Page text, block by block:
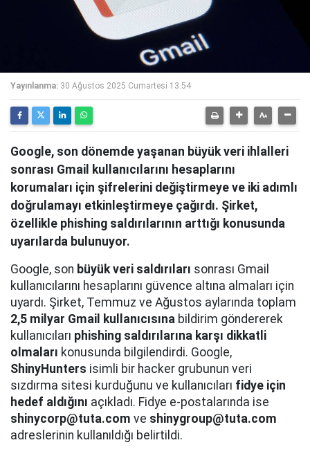
Yayınlanma: 30 Ağustos 2025 Cumartesi 13:54
Google, son dönemde yaşanan büyük veri ihlalleri
sonrası Gmail kullanıcılarını hesaplarını
korumaları için şifrelerini değiştirmeye ve iki adımlı
doğrulamayı etkinleştirmeye çağırdı. Şirket,
özellikle phishing saldırılarının arttığı konusunda
uyarılarda bulunuyor.
Google, son büyük veri saldırıları sonrası Gmail
kullanıcılarını hesaplarını güvence altına almaları için
uyardı. Şirket, Temmuz ve Ağustos aylarında toplam
2,5 milyar Gmail kullanıcısına bildirim göndererek
kullanıcıları phishing saldırılarına karşı dikkatli
olmaları konusunda bilgilendirdi. Google,
ShinyHunters isimli bir hacker grubunun veri
sızdırma sitesi kurduğunu ve kullanıcıları fidye için
hedef aldığını açıkladı. Fidye e-postalarında ise
shinycorp@tuta.com ve shinygroup@tuta.com
adreslerinin kullanıldığı belirtildi.